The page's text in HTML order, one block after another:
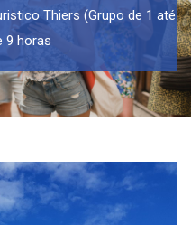
Thiers (Grupo de 1 até
9 horas